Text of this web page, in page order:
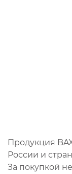
Продукция
России и
За покупкой